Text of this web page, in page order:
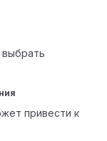
выбрать
привести к